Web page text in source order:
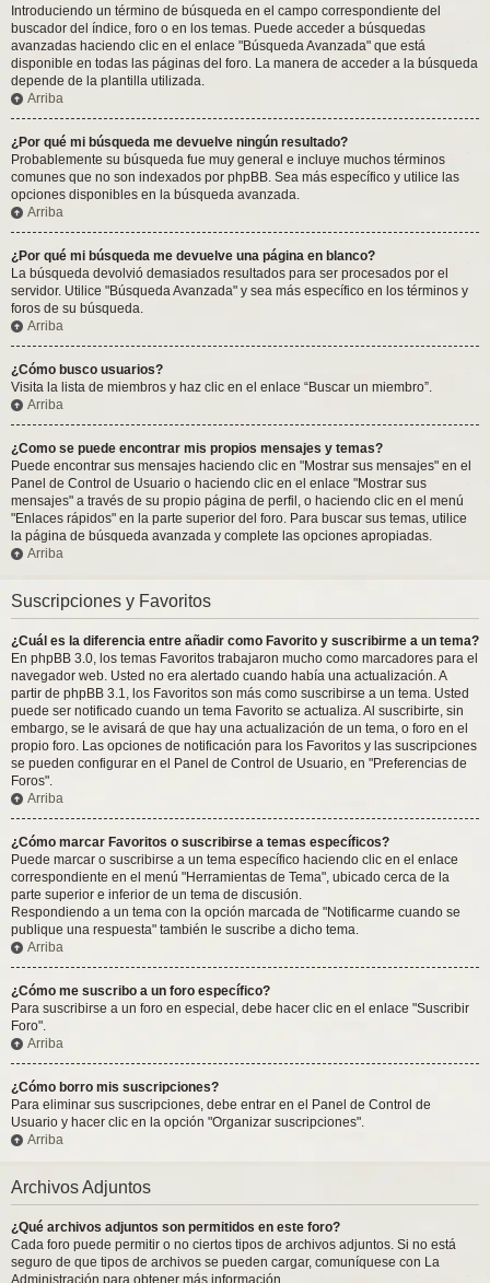
Introduciendo un término de búsqueda en el campo correspondiente del
buscador del índice, foro o en los temas. Puede acceder a búsquedas
avanzadas haciendo clic en el enlace "Búsqueda Avanzada" que está
disponible en todas las páginas del foro. La manera de acceder a la búsqueda
depende de la plantilla utilizada.
Arriba
¿Por qué mi búsqueda me devuelve ningún resultado?
Probablemente su búsqueda fue muy general e incluye muchos términos
comunes que no son indexados por phpBB. Sea más específico y utilice las
opciones disponibles en la búsqueda avanzada.
Arriba
¿Por qué mi búsqueda me devuelve una página en blanco?
La búsqueda devolvió demasiados resultados para ser procesados por el
servidor. Utilice "Búsqueda Avanzada" y sea más específico en los términos y
foros de su búsqueda.
Arriba
¿Cómo busco usuarios?
Visita la lista de miembros y haz clic en el enlace “Buscar un miembro”.
Arriba
¿Como se puede encontrar mis propios mensajes y temas?
Puede encontrar sus mensajes haciendo clic en "Mostrar sus mensajes" en el
Panel de Control de Usuario o haciendo clic en el enlace "Mostrar sus
mensajes" a través de su propio página de perfil, o haciendo clic en el menú
"Enlaces rápidos" en la parte superior del foro. Para buscar sus temas, utilice
la página de búsqueda avanzada y complete las opciones apropiadas.
Arriba
Suscripciones y Favoritos
¿Cuál es la diferencia entre añadir como Favorito y suscribirme a un tema?
En phpBB 3.0, los temas Favoritos trabajaron mucho como marcadores para el
navegador web. Usted no era alertado cuando había una actualización. A
partir de phpBB 3.1, los Favoritos son más como suscribirse a un tema. Usted
puede ser notificado cuando un tema Favorito se actualiza. Al suscribirte, sin
embargo, se le avisará de que hay una actualización de un tema, o foro en el
propio foro. Las opciones de notificación para los Favoritos y las suscripciones
se pueden configurar en el Panel de Control de Usuario, en "Preferencias de
Foros".
Arriba
¿Cómo marcar Favoritos o suscribirse a temas específicos?
Puede marcar o suscribirse a un tema específico haciendo clic en el enlace
correspondiente en el menú "Herramientas de Tema", ubicado cerca de la
parte superior e inferior de un tema de discusión.
Respondiendo a un tema con la opción marcada de "Notificarme cuando se
publique una respuesta" también le suscribe a dicho tema.
Arriba
¿Cómo me suscribo a un foro específico?
Para suscribirse a un foro en especial, debe hacer clic en el enlace "Suscribir
Foro".
Arriba
¿Cómo borro mis suscripciones?
Para eliminar sus suscripciones, debe entrar en el Panel de Control de
Usuario y hacer clic en la opción "Organizar suscripciones".
Arriba
Archivos Adjuntos
¿Qué archivos adjuntos son permitidos en este foro?
Cada foro puede permitir o no ciertos tipos de archivos adjuntos. Si no está
seguro de que tipos de archivos se pueden cargar, comuníquese con La
Administración para obtener más información.